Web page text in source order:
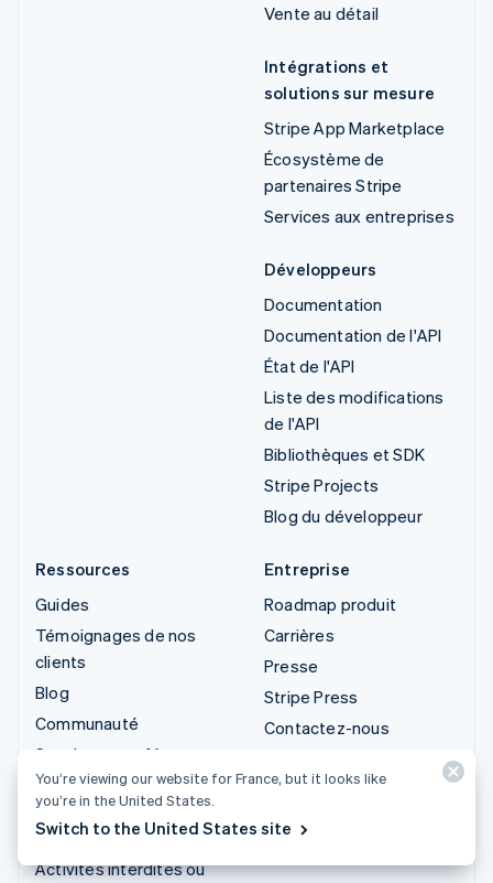
Vente au détail
Intégrations et
solutions sur mesure
Stripe App Marketplace
Écosystème de
partenaires Stripe
Services aux entreprises
Développeurs
Documentation
Documentation de l'API
État de l'API
Liste des modifications
de l'API
Bibliothèques et SDK
Stripe Projects
Blog du développeur
Ressources
Guides
Témoignages de nos
clients
Blog
Communauté
Sessions : conférence
annuelle
Confidentialité et
conditions générales
Activités interdites ou
Entreprise
Roadmap produit
Carrières
Presse
Stripe Press
Contactez-nous
You’re viewing our website for France, but it looks like
you’re in the United States.
Switch to the United States site